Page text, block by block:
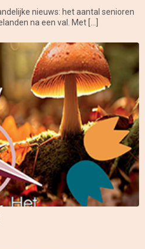
nieuws: het aantal senioren
na een val. Met […]